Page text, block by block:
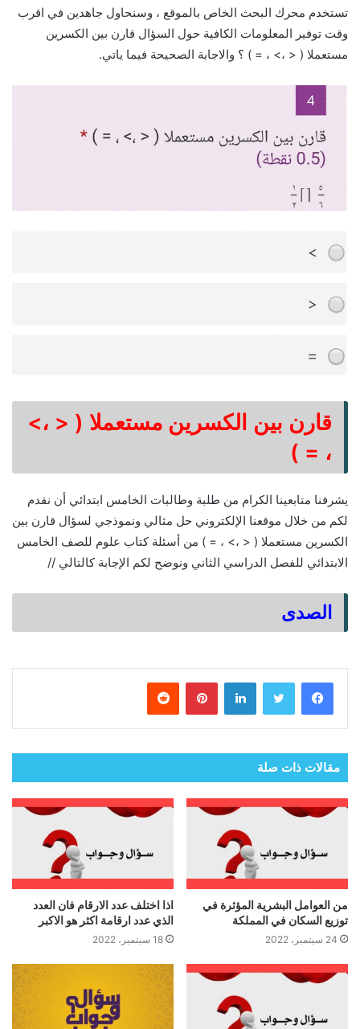
تستخدم محرك البحث الخاص بالموقع ، وسنحاول جاهدين في اقرب
وقت توفير المعلومات الكافية حول السؤال قارن بين الكسرين
مستعملا ( < ،> ، = ) ؟ والاجابة الصحيحة فيما ياتي.
قارن بين الكسرين مستعملا ( < ،>
، = )
يشرفنا متابعينا الكرام من طلبة وطالبات الخامس ابتدائي أن نقدم
لكم من خلال موقعنا الإلكتروني حل مثالي ونموذجي لسؤال قارن بين
الكسرين مستعملا ( < ،> ، = ) من أسئلة كتاب علوم للصف الخامس
الابتدائي للفصل الدراسي الثاني ونوضح لكم الإجابة كالتالي //
الصدى
فيسبوك تويتر لينكدإن بينتيريست
مقالات ذات صلة
من العوامل البشرية المؤثرة في
توزيع السكان في المملكة
24 سبتمبر، 2022
اذا اختلف عدد الارقام فان العدد
الذي عدد ارقامة اكثر هو الاكبر
18 سبتمبر، 2022